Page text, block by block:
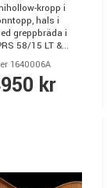
kropp i
hals i
greppbräda i
58/15 LT &...
1640006A
kr